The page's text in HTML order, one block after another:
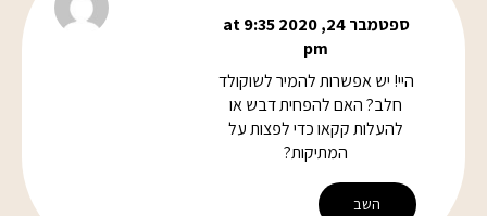
ספטמבר 24, 2020 at 9:35
pm
היי! יש אפשרות להמיר לשוקולד
חלב? האם להפחית דבש או
להעלות קקאו כדי לפצות על
המתיקות?
השב